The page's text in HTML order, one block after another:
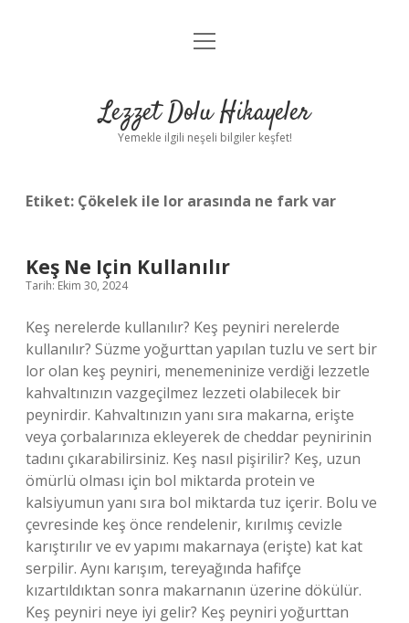
Anasayfa
Yasal Uyarı
menüyü
Lezzet Dolu Hikayeler
Yemekle ilgili neşeli bilgiler keşfet!
Etiket: Çökelek ile lor arasında ne fark var
Keş Ne Için Kullanılır
Tarih: Ekim 30, 2024
Keş nerelerde kullanılır? Keş peyniri nerelerde
kullanılır? Süzme yoğurttan yapılan tuzlu ve sert bir
lor olan keş peyniri, menemeninize verdiği lezzetle
kahvaltınızın vazgeçilmez lezzeti olabilecek bir
peynirdir. Kahvaltınızın yanı sıra makarna, erişte
veya çorbalarınıza ekleyerek de cheddar peynirinin
tadını çıkarabilirsiniz. Keş nasıl pişirilir? Keş, uzun
ömürlü olması için bol miktarda protein ve
kalsiyumun yanı sıra bol miktarda tuz içerir. Bolu ve
çevresinde keş önce rendelenir, kırılmış cevizle
karıştırılır ve ev yapımı makarnaya (erişte) kat kat
serpilir. Aynı karışım, tereyağında hafifçe
kızartıldıktan sonra makarnanın üzerine dökülür.
Keş peyniri neye iyi gelir? Keş peyniri yoğurttan